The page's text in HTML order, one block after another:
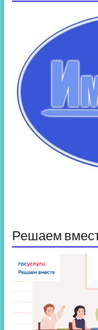
Решаем